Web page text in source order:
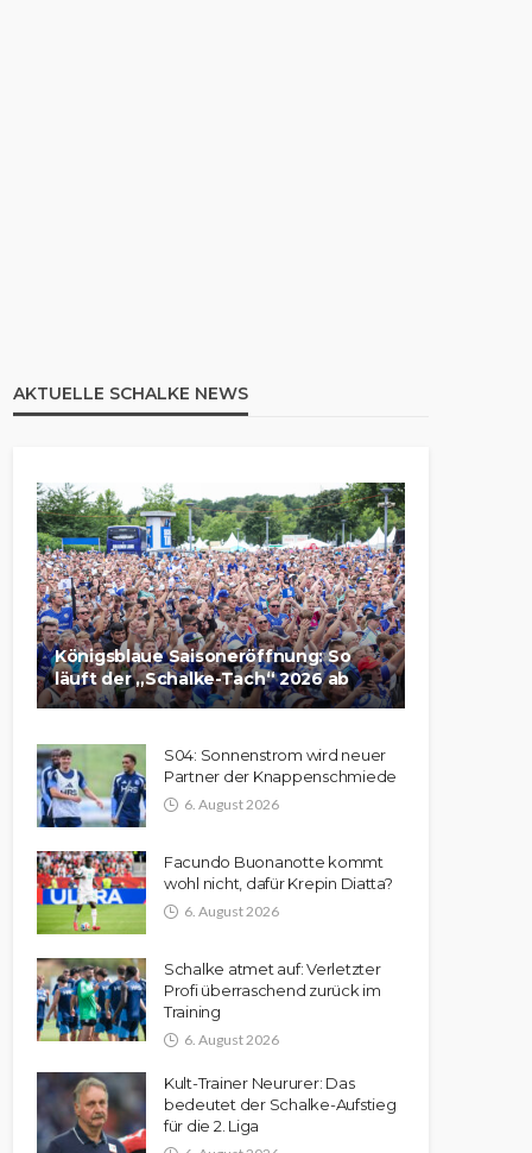
AKTUELLE SCHALKE NEWS
Königsblaue Saisoneröffnung: So
läuft der „Schalke-Tach“ 2026 ab
S04: Sonnenstrom wird neuer
Partner der Knappenschmiede
6. August 2026
Facundo Buonanotte kommt
wohl nicht, dafür Krepin Diatta?
6. August 2026
Schalke atmet auf: Verletzter
Profi überraschend zurück im
Training
6. August 2026
Kult-Trainer Neururer: Das
bedeutet der Schalke-Aufstieg
für die 2. Liga